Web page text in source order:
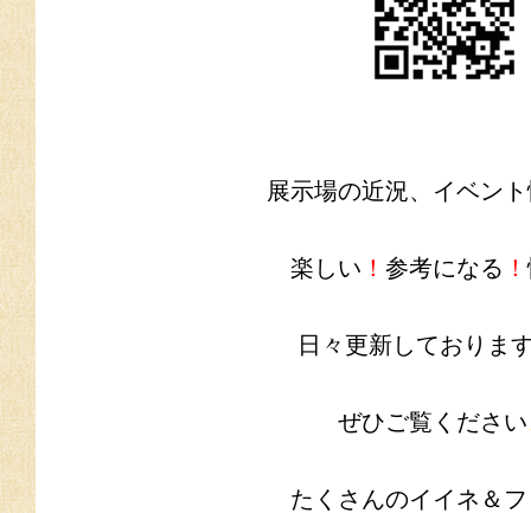
展示場の近況、イベン
楽しい ！ 参考になる ！
日々更新しておりま
ぜひご覧ください
たくさんのイイネ＆